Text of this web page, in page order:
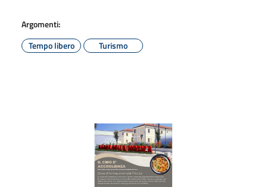
Argomenti:
Tempo libero
Turismo